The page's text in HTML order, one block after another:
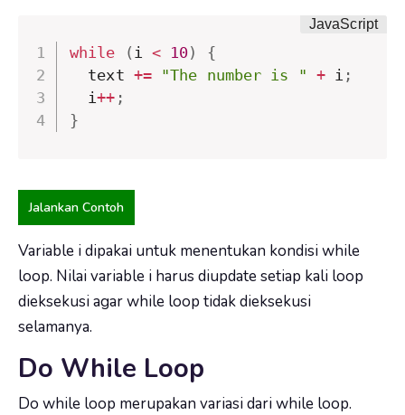
while ( i < 10)
{
  text
+= "The number is " + i ;
  i
++ ;
}
Jalankan Contoh
Variable i dipakai untuk menentukan kondisi while
loop. Nilai variable i harus diupdate setiap kali loop
dieksekusi agar while loop tidak dieksekusi
selamanya.
Do While Loop
Do while loop merupakan variasi dari while loop.